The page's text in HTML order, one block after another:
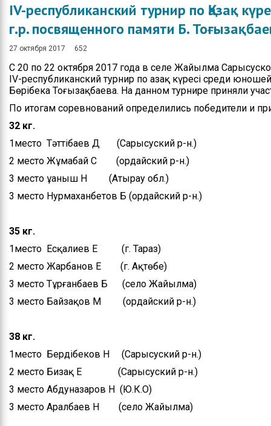
Положение
Приём физических и
юридических лиц
Спортивные
достижения
Результаты и отчеты
Официальные
выступления
Вакансии
Руководство
Положение
управления
Информация по
ІV-республиканский турнир по Қазақ
г.р. посвященного памяти Б.
27 октября 2017 652
С 20 по 22 октября 2017 года в селе Жайылма
ІV-республиканский турнир по Қазақ күресі среди
Бөрібека Тоғызақбаева. На данном турнире приняли
По итогам соревнований определились победители и
32 кг.
1место Тәттібаев Д (Сарысуский р-н.)
2 место Жұмабай С (Қордайский р-н.)
3 место Құаныш Н (Атырау обл.)
3 место Нурмаханбетов Б (Қордайский р-н.)
35 кг.
1место Есқалиев Е (г. Тараз)
2 место Жарбанов Е (г. Ақтөбе)
3 место Тұрғанбаев Б (село Жайылма)
3 место Байзақов М (Қордайский р-н.)
38 кг.
1место Бердібеков Н (Сарысуский р-н.)
2 место Бизақ Е (Сарысуский р-н.)
3 место Абдуназаров Н (Ю.К.О)
3 место Аралбаев Н (село Жайылма)